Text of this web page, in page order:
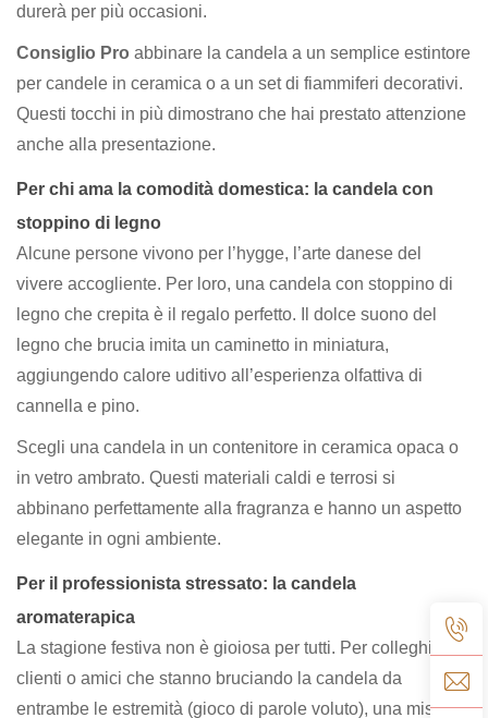
durerà per più occasioni.
Consiglio Pro abbinare la candela a un semplice estintore
per candele in ceramica o a un set di fiammiferi decorativi.
Questi tocchi in più dimostrano che hai prestato attenzione
anche alla presentazione.
Per chi ama la comodità domestica: la candela con
stoppino di legno
Alcune persone vivono per l’hygge, l’arte danese del
vivere accogliente. Per loro, una candela con stoppino di
legno che crepita è il regalo perfetto. Il dolce suono del
legno che brucia imita un caminetto in miniatura,
aggiungendo calore uditivo all’esperienza olfattiva di
cannella e pino.
Scegli una candela in un contenitore in ceramica opaca o
in vetro ambrato. Questi materiali caldi e terrosi si
abbinano perfettamente alla fragranza e hanno un aspetto
elegante in ogni ambiente.
Per il professionista stressato: la candela
aromaterapica
La stagione festiva non è gioiosa per tutti. Per colleghi,
clienti o amici che stanno bruciando la candela da
entrambe le estremità (gioco di parole voluto), una miscela